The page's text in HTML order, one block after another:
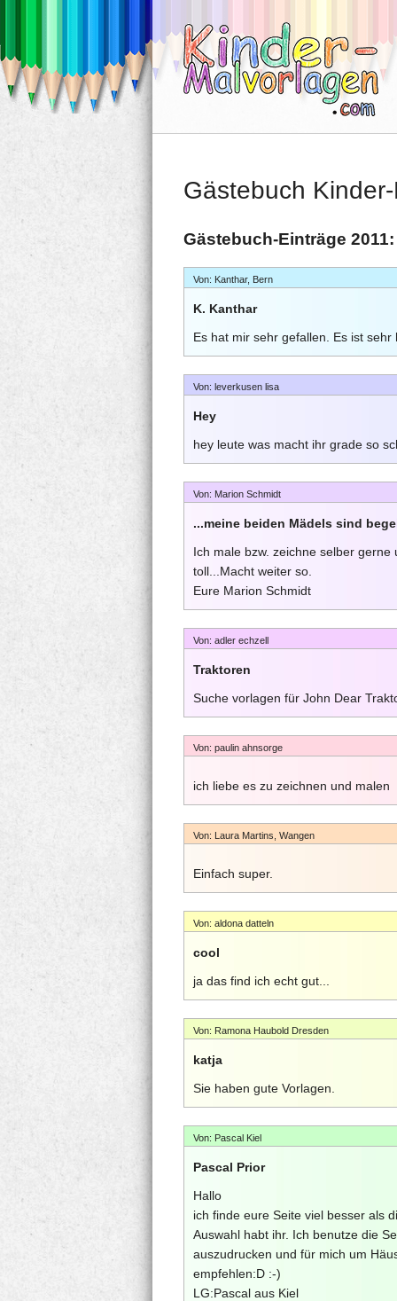
Gästebuch
Gästebuch-Einträge 2011:
Von: Kanthar, Bern
K. Kanthar
Es hat mir sehr gefallen. Es ist sehr
Von: leverkusen lisa
Hey
hey leute was macht ihr grade so
Von: Marion Schmidt
...meine beiden Mädels sind
Ich male bzw. zeichne selber
toll...Macht weiter so.
Eure Marion Schmidt
Von: adler echzell
Traktoren
Suche vorlagen für John Dear
Von: paulin ahnsorge
ich liebe es zu zeichnen und malen
Von: Laura Martins, Wangen
Einfach super.
Von: aldona datteln
cool
ja das find ich echt gut...
Von: Ramona Haubold Dresden
katja
Sie haben gute Vorlagen.
Von: Pascal Kiel
Pascal Prior
Hallo
ich finde eure Seite viel besser als
Auswahl habt ihr. Ich benutze die
auszudrucken und für mich um
empfehlen:D :-)
LG:Pascal aus Kiel